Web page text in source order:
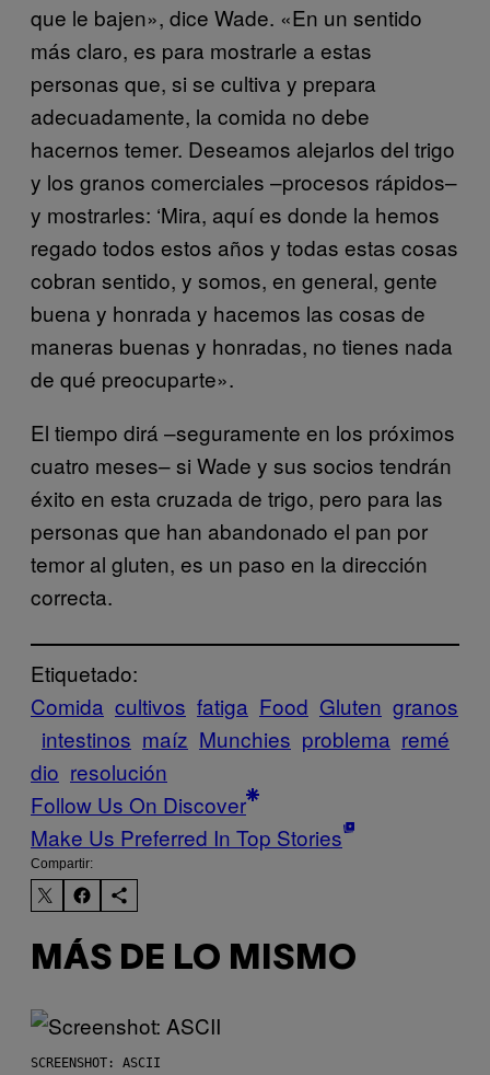
que le bajen», dice Wade. «En un sentido
más claro, es para mostrarle a estas
personas que, si se cultiva y prepara
adecuadamente, la comida no debe
hacernos temer. Deseamos alejarlos del trigo
y los granos comerciales –procesos rápidos–
y mostrarles: ‘Mira, aquí es donde la hemos
regado todos estos años y todas estas cosas
cobran sentido, y somos, en general, gente
buena y honrada y hacemos las cosas de
maneras buenas y honradas, no tienes nada
de qué preocuparte».
El tiempo dirá –seguramente en los próximos
cuatro meses– si Wade y sus socios tendrán
éxito en esta cruzada de trigo, pero para las
personas que han abandonado el pan por
temor al gluten, es un paso en la dirección
correcta.
Etiquetado:
Comida cultivos fatiga Food Gluten granos
intestinos maíz Munchies problema remé
dio resolución
Follow Us On Discover
Make Us Preferred In Top Stories
Compartir:
MÁS DE LO MISMO
SCREENSHOT: ASCII